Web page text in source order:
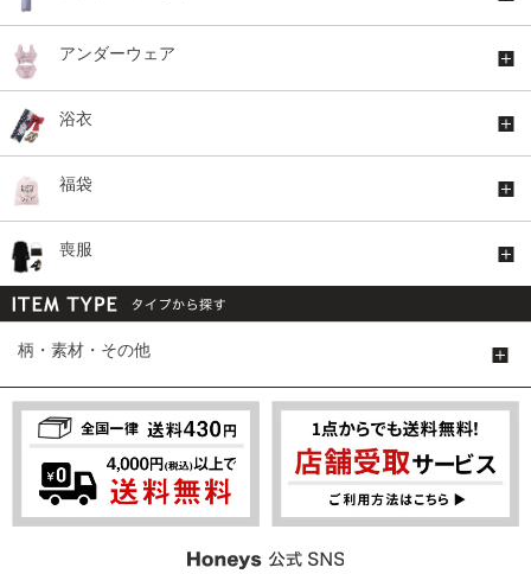
アンダーウェア
浴衣
福袋
喪服
柄・素材・その他